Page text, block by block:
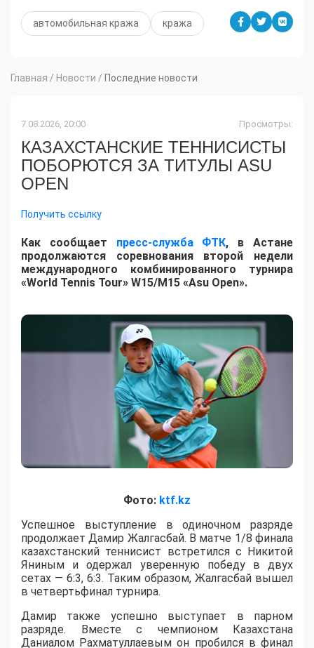
автомобильная кража кража
Главная / Новости / Последние новости
7.08.2026, 20:00 Просмотры:
КАЗАХСТАНСКИЕ ТЕННИСИСТЫ
ПОБОРЮТСЯ ЗА ТИТУЛЫ ASU
OPEN
Получить ссылку
Как сообщает пресс-служба ФТК, в Астане
продолжаются соревнования второй недели
международного комбинированного турнира
«World Tennis Tour» W15/M15 «Asu Open».
Фото: ktf.kz
Успешное выступление в одиночном разряде
продолжает Дамир Жалгасбай. В матче 1/8 финала
казахстанский теннисист встретился с Никитой
Яниным и одержал уверенную победу в двух
сетах — 6:3, 6:3. Таким образом, Жалгасбай вышел
в четвертьфинал турнира.
Дамир также успешно выступает в парном
разряде. Вместе с чемпионом Казахстана
Даниалом Рахматуллаевым он пробился в финал